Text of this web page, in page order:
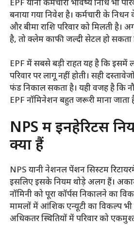
EPF यानी कर्मचारी भविष्य निधि भी
बनाया गया निवेश है। कर्मचारी के
और बीमा राशि परिवार को मिलती है।
है, तो क्लेम काफी जल्दी सेटल हो सकता
EPF में सबसे बड़ी राहत यह है कि इसमें
परिवार पर लागू नहीं होती। सही
फंड निकाल सकता है। यही वजह है कि
EPF नॉमिनेशन बहुत जरूरी माना जाता
NPS में इनहेरिटेंस
क्यों हैं
NPS यानी नेशनल पेंशन सिस्टम
इसलिए इसके नियम थोड़े अलग हैं।
नॉमिनी को पूरा कॉर्पस निकालने का
मामलों में आंशिक एन्यूटी का विकल्प भी
अधिकतर स्थितियों में परिवार को एकमुश्त